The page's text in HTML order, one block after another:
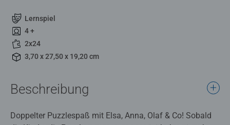
Lernspiel
4 +
2x24
3,70 x 27,50 x 19,20 cm
Beschreibung
Doppelter Puzzlespaß mit Elsa, Anna, Olaf & Co! Sobald